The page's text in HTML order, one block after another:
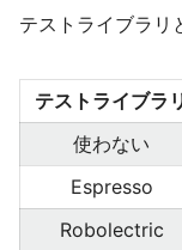
テストライブラリ
テストライブラ
使わない
Espresso
Robolectric